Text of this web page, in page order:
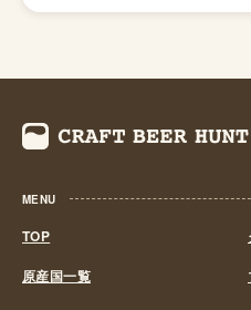
箇所もありました。しかし
人消費のためにビールの自家
中、企業家精神を持った人々
火付け役の一人となったの
ルビオン醸造所を設立したジ
土地のビールを口にしました
MENU
TOP
原産国一覧